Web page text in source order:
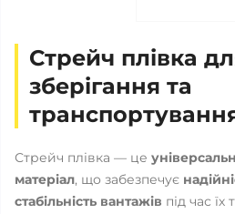
Стрейч плівка
зберігання та
Стрейч плівка — це
матеріал, що забезпечує
стабільність вантажів під час